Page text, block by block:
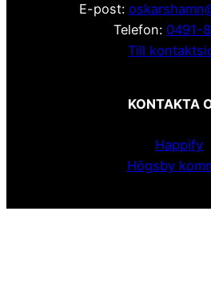
E-post:
Telefon: 0491-
Till
KONTAKTA
Happify
Högsby